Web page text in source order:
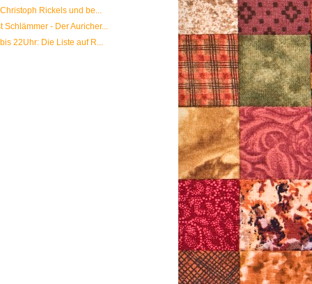
Rickels und be...
- Der Auricher...
22Uhr: Die Liste auf R...